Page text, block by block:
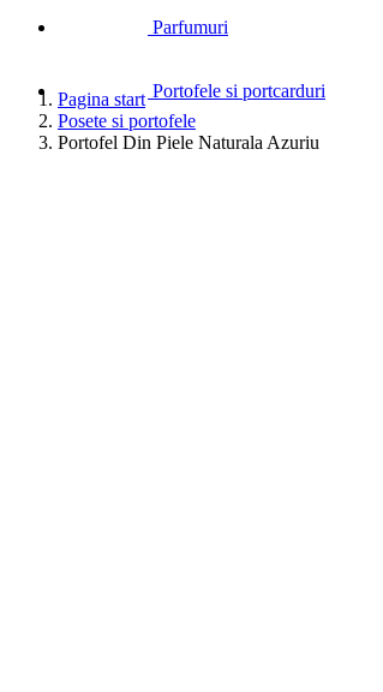
Parfumuri
Portofele si portcarduri
Pagina start
Posete si portofele
Portofel Din Piele Naturala Azuriu